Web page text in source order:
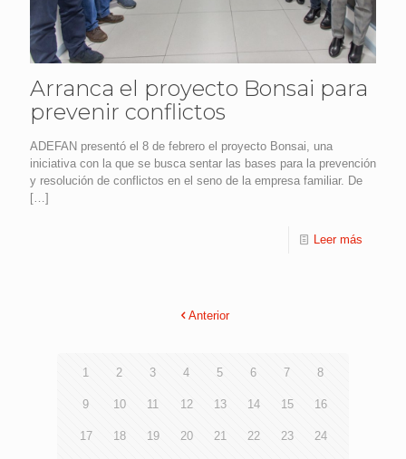
Arranca el proyecto Bonsai para
prevenir conflictos
ADEFAN presentó el 8 de febrero el proyecto Bonsai, una
iniciativa con la que se busca sentar las bases para la prevención
y resolución de conflictos en el seno de la empresa familiar. De
[…]
Leer más
Anterior
1 2 3 4 5 6 7 8
9 10 11 12 13 14 15 16
17 18 19 20 21 22 23 24